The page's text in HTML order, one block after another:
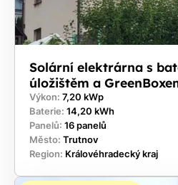
to
nestojí.
Solární elektrárna s
úložištěm a
Výkon: 7,20 kWp
Baterie: 14,20 kWh
Panelů: 16 panelů
Město: Trutnov
Region: Královéhradecký kraj